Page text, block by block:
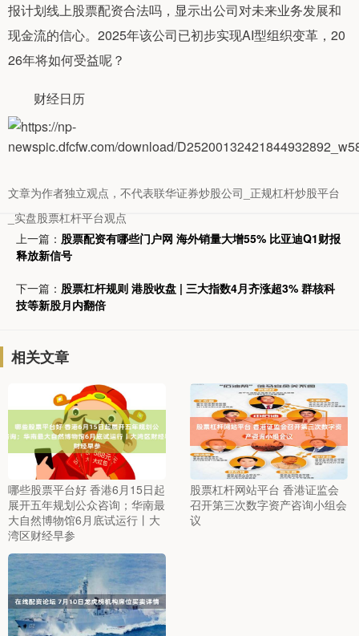
报计划线上股票配资合法吗，显示出公司对未来业务发展和
现金流的信心。2025年该公司已初步实现AI型组织变革，20
26年将如何受益呢？
财经日历
文章为作者独立观点，不代表联华证券炒股公司_正规杠杆炒股平台
_实盘股票杠杆平台观点
上一篇： 股票配资有哪些门户网 海外销量大增55% 比亚迪Q1财报
释放新信号
下一篇： 股票杠杆规则 港股收盘 | 三大指数4月齐涨超3% 群核科
技等新股月内翻倍
相关文章
哪些股票平台好 香港6月15日起
展开五年规划公众咨询；华南最
大自然博物馆6月底试运行丨大
湾区财经早参
股票杠杆网站平台 香港证监会
召开第三次数字资产咨询小组会
议